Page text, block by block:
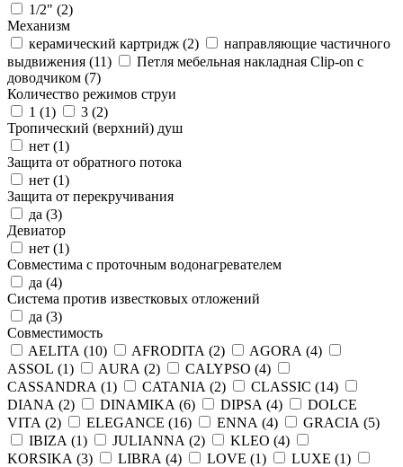
1/2" (2)
Механизм
керамический картридж (2)
направляющие частичного
выдвижения (11)
Петля мебельная накладная Clip-on с
доводчиком (7)
Количество режимов струи
1 (1) 3 (2)
Тропический (верхний) душ
нет (1)
Защита от обратного потока
нет (1)
Защита от перекручивания
да (3)
Девиатор
нет (1)
Совместима с проточным водонагревателем
да (4)
Система против известковых отложений
да (3)
Совместимость
AELITA (10) AFRODITA (2) AGORA (4)
ASSOL (1) AURA (2) CALYPSO (4)
CASSANDRA (1) CATANIA (2) CLASSIC (14)
DIANA (2) DINAMIKA (6) DIPSA (4)
DOLCE
VITA (2) ELEGANCE (16) ENNA (4) GRACIA (5)
IBIZA (1) JULIANNA (2) KLEO (4)
KORSIKA (3) LIBRA (4) LOVE (1) LUXE (1)